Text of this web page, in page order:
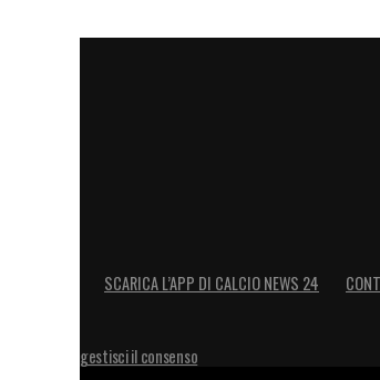
LA PLAYLIST DELLE
SCARICA L’APP DI CALCIO NEWS 24
gestisci il consenso